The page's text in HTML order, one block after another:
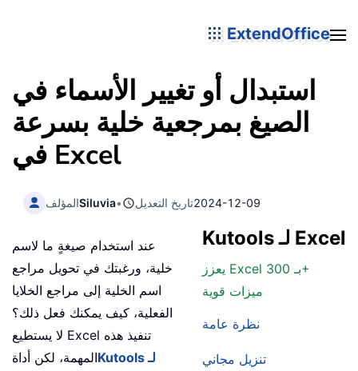
ExtendOffice
استبدال أو تغيير الأسماء في
الصيغ بمرجعية خلية بسرعة
في Excel
المؤلفSiluvia• تاريخ التعديل2024-12-09
Kutools لـ Excel
يعزز Excel بـ 300+
ميزات قوية
نظرة عامة
تنزيل مجاني
عند استخدام صيغةٍ ما لاسم
خلية، ورغبتك في تحويل مراجع
اسم الخلية إلى مراجع الخلايا
الفعلية، كيف يمكنك فعل ذلك؟
لا يستطيع Excel تنفيذ هذه
المهمة، لكن أداةKutools لـ